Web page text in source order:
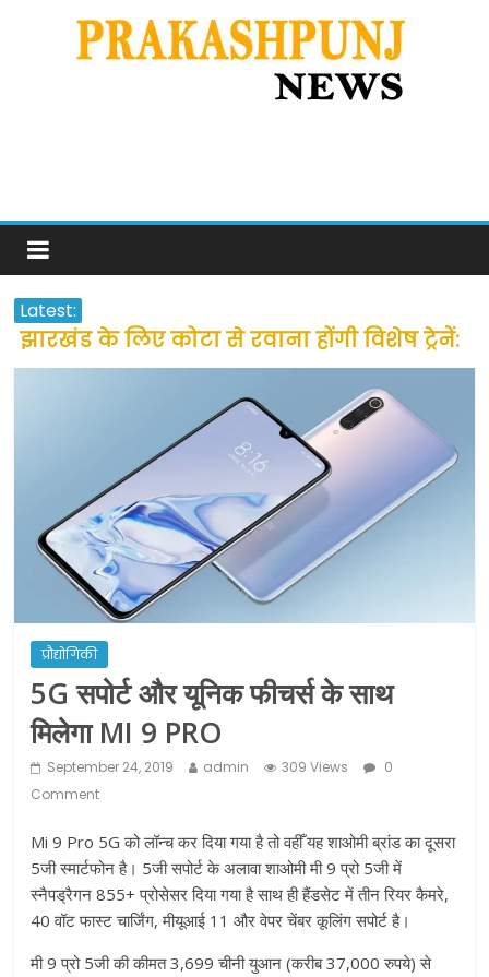
Latest:
झारखंड के लिए कोटा से रवाना होंगी विशेष ट्रेनें:
सीएम हेमंत सोरेन
उत्तराखंड के अन्य राज्यों में फंसे लोगों की जल्द
प्रवासियों व मजदूरों को दी गई छूट के बाद लोगो
ने कराया पंजीयन: राजस्थान सरकार
शराब और पान की दुकानों को ग्रीन जोन में
खोलने की मिली इजाजत: गृह मंत्रालय
दो हफ्ते के लिए बढ़ाया लॉकडाउन: गृह मंत्रालय
प्रौद्योगिकी
5G सपोर्ट और यूनिक फीचर्स के साथ
मिलेगा MI 9 PRO
September 24, 2019 admin 309 Views
0
Comment
Mi 9 Pro 5G को लॉन्च कर दिया गया है तो वहीँ यह शाओमी ब्रांड का दूसरा
5जी स्मार्टफोन है। 5जी सपोर्ट के अलावा शाओमी मी 9 प्रो 5जी में
स्नैपड्रैगन 855+ प्रोसेसर दिया गया है साथ ही हैंडसेट में तीन रियर कैमरे,
40 वॉट फास्ट चार्जिंग, मीयूआई 11 और वेपर चेंबर कूलिंग सपोर्ट है।
मी 9 प्रो 5जी की कीमत 3,699 चीनी युआन (करीब 37,000 रुपये) से